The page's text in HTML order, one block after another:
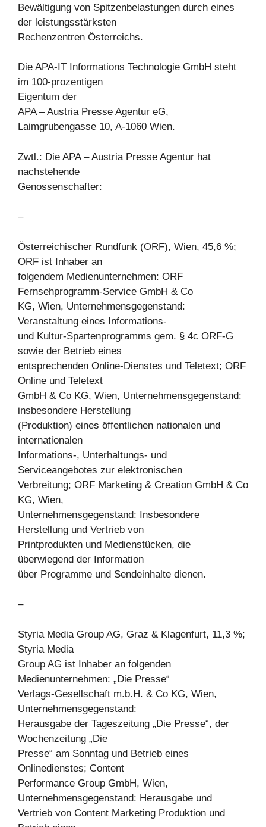
Bewältigung von Spitzenbelastungen durch eines
der leistungsstärksten
Rechenzentren Österreichs.
Die APA-IT Informations Technologie GmbH steht
im 100-prozentigen
Eigentum der
APA – Austria Presse Agentur eG,
Laimgrubengasse 10, A-1060 Wien.
Zwtl.: Die APA – Austria Presse Agentur hat
nachstehende
Genossenschafter:
–
Österreichischer Rundfunk (ORF), Wien, 45,6 %;
ORF ist Inhaber an
folgendem Medienunternehmen: ORF
Fernsehprogramm-Service GmbH & Co
KG, Wien, Unternehmensgegenstand:
Veranstaltung eines Informations-
und Kultur-Spartenprogramms gem. § 4c ORF-G
sowie der Betrieb eines
entsprechenden Online-Dienstes und Teletext; ORF
Online und Teletext
GmbH & Co KG, Wien, Unternehmensgegenstand:
insbesondere Herstellung
(Produktion) eines öffentlichen nationalen und
internationalen
Informations-, Unterhaltungs- und
Serviceangebotes zur elektronischen
Verbreitung; ORF Marketing & Creation GmbH & Co
KG, Wien,
Unternehmensgegenstand: Insbesondere
Herstellung und Vertrieb von
Printprodukten und Medienstücken, die
überwiegend der Information
über Programme und Sendeinhalte dienen.
–
Styria Media Group AG, Graz & Klagenfurt, 11,3 %;
Styria Media
Group AG ist Inhaber an folgenden
Medienunternehmen: „Die Presse“
Verlags-Gesellschaft m.b.H. & Co KG, Wien,
Unternehmensgegenstand:
Herausgabe der Tageszeitung „Die Presse“, der
Wochenzeitung „Die
Presse“ am Sonntag und Betrieb eines
Onlinedienstes; Content
Performance Group GmbH, Wien,
Unternehmensgegenstand: Herausgabe und
Vertrieb von Content Marketing Produktion und